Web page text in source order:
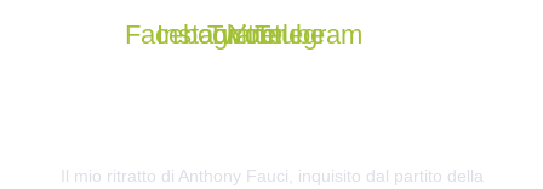
Facebook
Instagram
Twitter
Youtube
Telegram
Il mio ritratto di Anthony Fauci, inquisito dal partito della